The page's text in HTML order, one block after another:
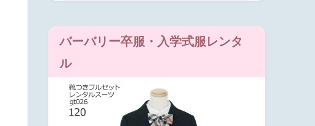
バーバリー卒服・入学式服レンタ
ル